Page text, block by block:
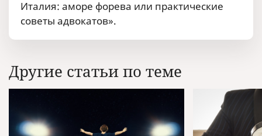
Италия: аморе форева или практические
советы адвокатов».
Другие статьи по теме